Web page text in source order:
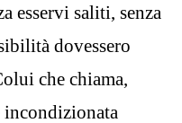
esservi saliti, senza
dovessero
che chiama,
incondizionata